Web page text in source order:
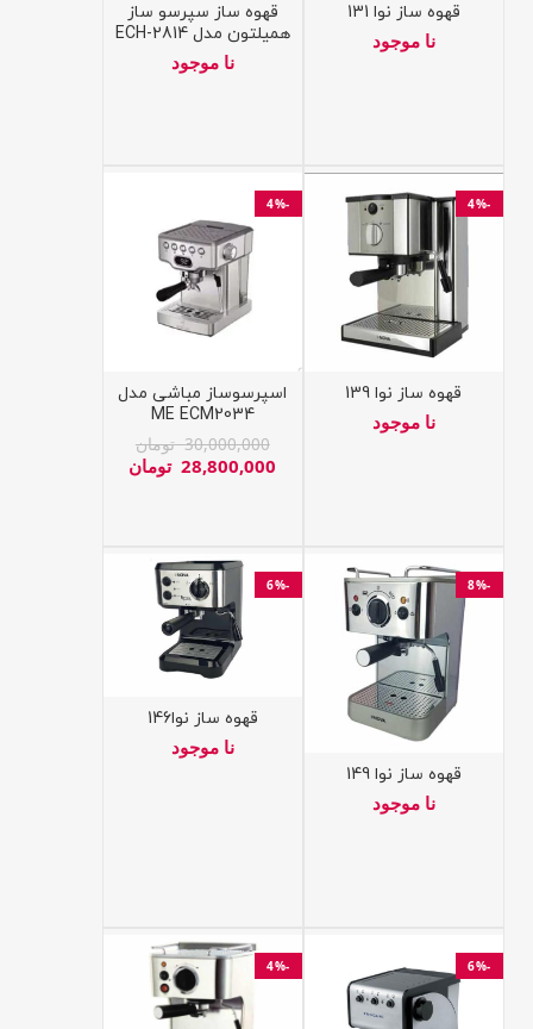
قهوه ساز نوا 131
نا موجود
قهوه ساز سپرسو ساز
همیلتون مدل ECH-2814
نا موجود
-4%
قهوه ساز نوا 139
نا موجود
-4%
اسپرسوساز مباشی مدل
ME ECM2034
30,000,000 تومان
28,800,000 تومان
-8%
قهوه ساز نوا 149
نا موجود
-6%
قهوه ساز نوا146
نا موجود
-6%
-4%